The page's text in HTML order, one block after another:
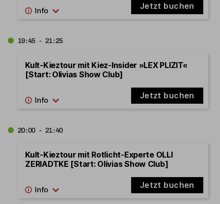
Jetzt buchen
19:45 - 21:25
Kult-Kieztour mit Kiez-Insider »LEX PLIZIT«
[Start: Olivias Show Club]
Jetzt buchen
20:00 - 21:40
Kult-Kieztour mit Rotlicht-Experte OLLI
ZERIADTKE [Start: Olivias Show Club]
Jetzt buchen